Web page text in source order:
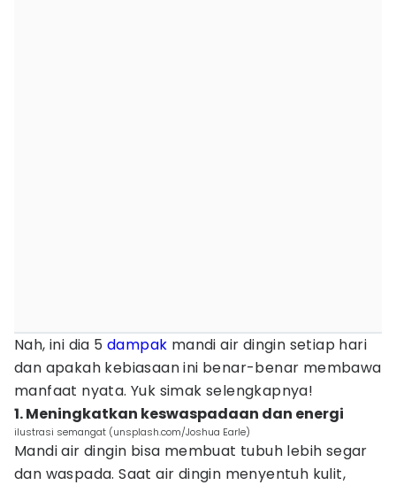
Nah, ini dia 5dampak mandi air dingin setiap hari
dan apakah kebiasaan ini benar-benar membawa
manfaat nyata. Yuk simak selengkapnya!
1. Meningkatkan keswaspadaan dan energi
ilustrasi semangat (unsplash.com/Joshua Earle)
Mandi air dingin bisa membuat tubuh lebih segar
dan waspada. Saat air dingin menyentuh kulit,